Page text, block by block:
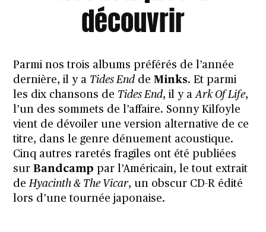
découvrir
Parmi nos trois albums préférés de l’année
dernière, il y a Tides End deMinks. Et parmi
les dix chansons de Tides End, il y aArk Of Life,
l’un des sommets de l’affaire. Sonny Kilfoyle
vient de dévoiler une version alternative de ce
titre, dans le genre dénuement acoustique.
Cinq autres raretés fragiles ont été publiées
surBandcamp par l’Américain, le tout extrait
deHyacinth & The Vicar, un obscur CD-R édité
lors d’une tournée japonaise.